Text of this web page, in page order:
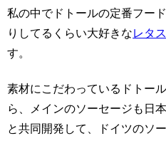
私の中でドトールの定番フー
りしてるくらい大好きなレタ
す。
素材にこだわっているドトー
ら、メインのソーセージも日
と共同開発して、ドイツのソ